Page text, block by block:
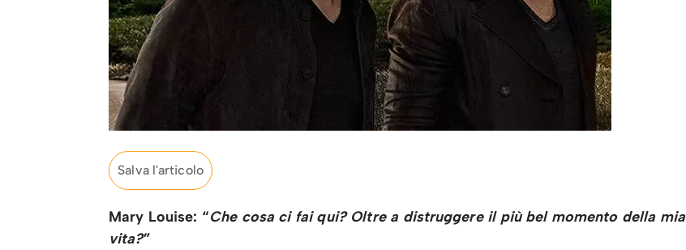
Salva l'articolo
Mary Louise: “Che cosa ci fai qui? Oltre a distruggere il più bel momento della mia
vita?”